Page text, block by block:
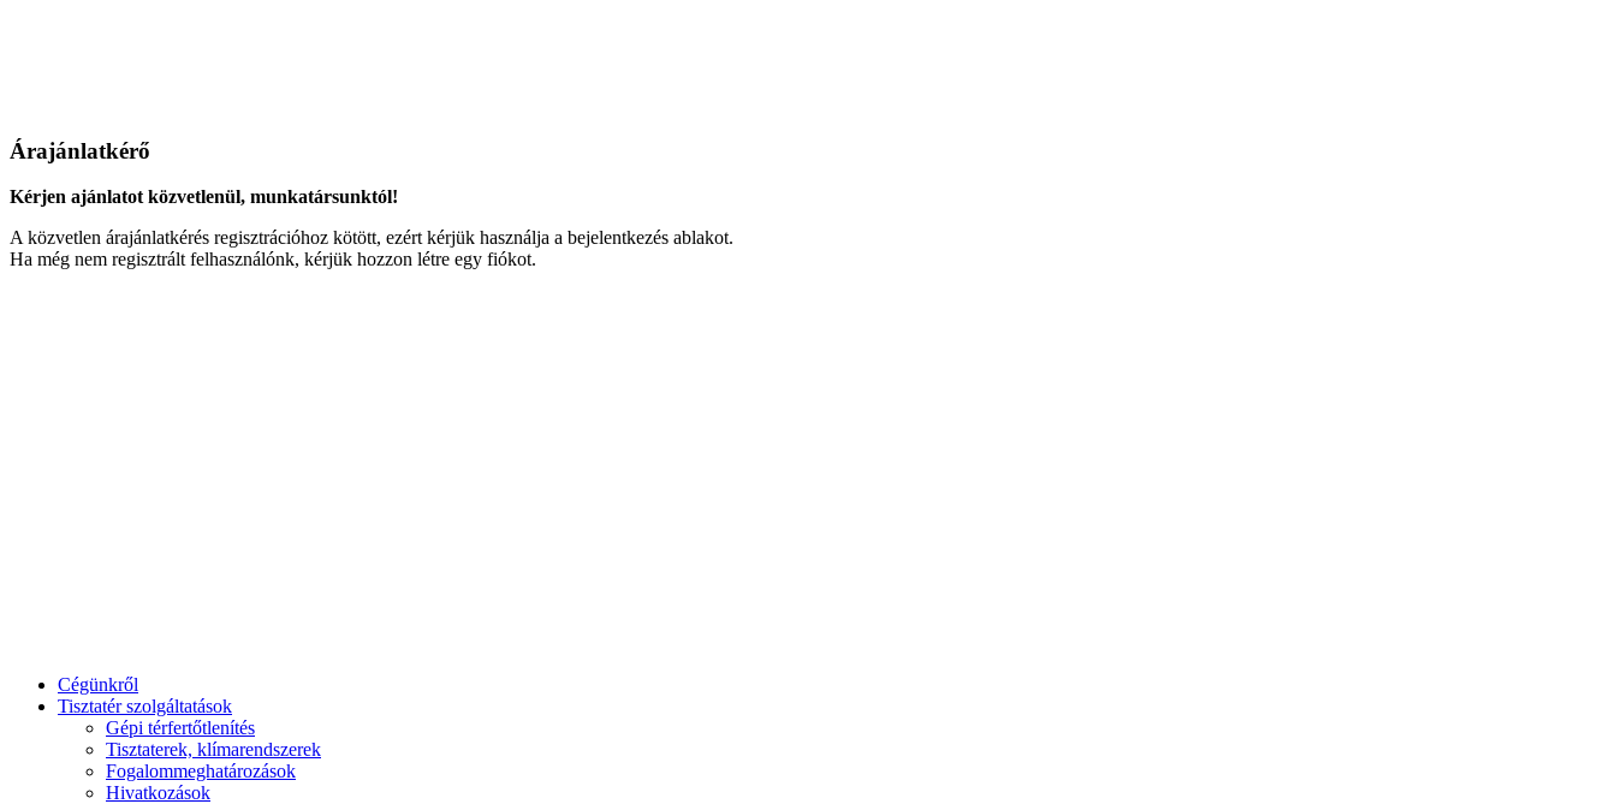
Árajánlatkérő
Kérjen ajánlatot közvetlenül, munkatársunktól!
A közvetlen árajánlatkérés regisztrációhoz kötött, ezért kérjük használja a bejelentkezés ablakot.
Ha még nem regisztrált felhasználónk, kérjük hozzon létre egy fiókot.
Cégünkről
Tisztatér szolgáltatások
Gépi térfertőtlenítés
Tisztaterek, klímarendszerek
Fogalommeghatározások
Hivatkozások